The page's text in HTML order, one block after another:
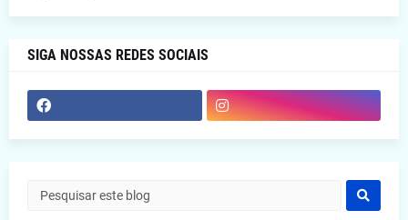
SIGA NOSSAS REDES SOCIAIS